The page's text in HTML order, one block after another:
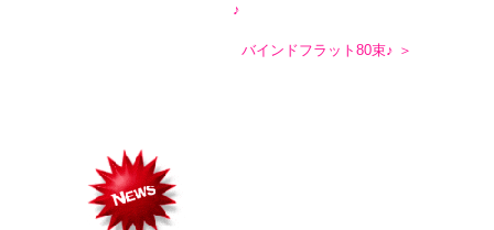
♪
バインドフラット80束♪ ＞